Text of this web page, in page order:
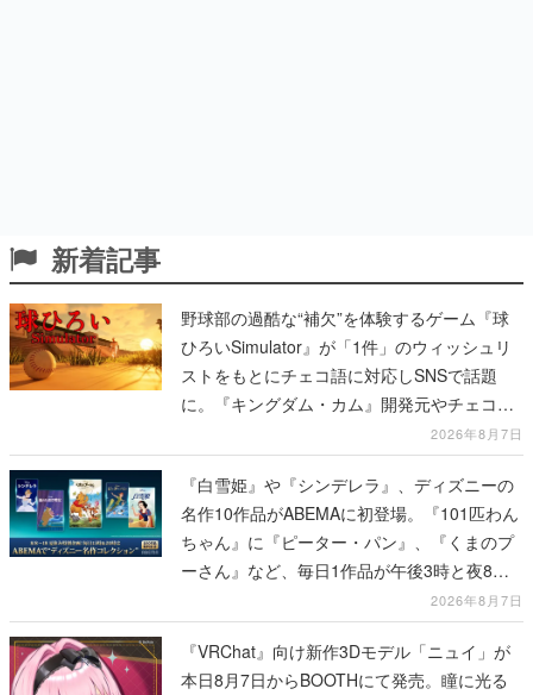
新着記事
野球部の過酷な“補欠”を体験するゲーム『球
ひろいSimulator』が「1件」のウィッシュリ
ストをもとにチェコ語に対応しSNSで話題
に。『キングダム・カム』開発元やチェコの
2026年8月7日
『白雪姫』や『シンデレラ』、ディズニーの
名作10作品がABEMAに初登場。『101匹わん
ちゃん』に『ピーター・パン』、『くまのプ
ーさん』など、毎日1作品が午後3時と夜8時
2026年8月7日
『VRChat』向け新作3Dモデル「ニュイ」が
本日8月7日からBOOTHにて発売。瞳に光る